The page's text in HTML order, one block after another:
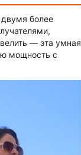
более
— эта умная
мощность с